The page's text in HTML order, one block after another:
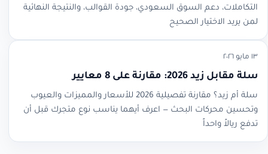
التكاملات، دعم السوق السعودي، جودة القوالب، والنتيجة النهائية
لمن يريد الاختيار الصحيح
١٣ مايو ٢٠٢٦
سلة مقابل زيد 2026: مقارنة على 8 معايير
سلة أم زيد؟ مقارنة تفصيلية 2026 للأسعار والمميزات والعيوب
وتحسين محركات البحث — اعرف أيهما يناسب نوع متجرك قبل أن
تدفع ريالاً واحداً